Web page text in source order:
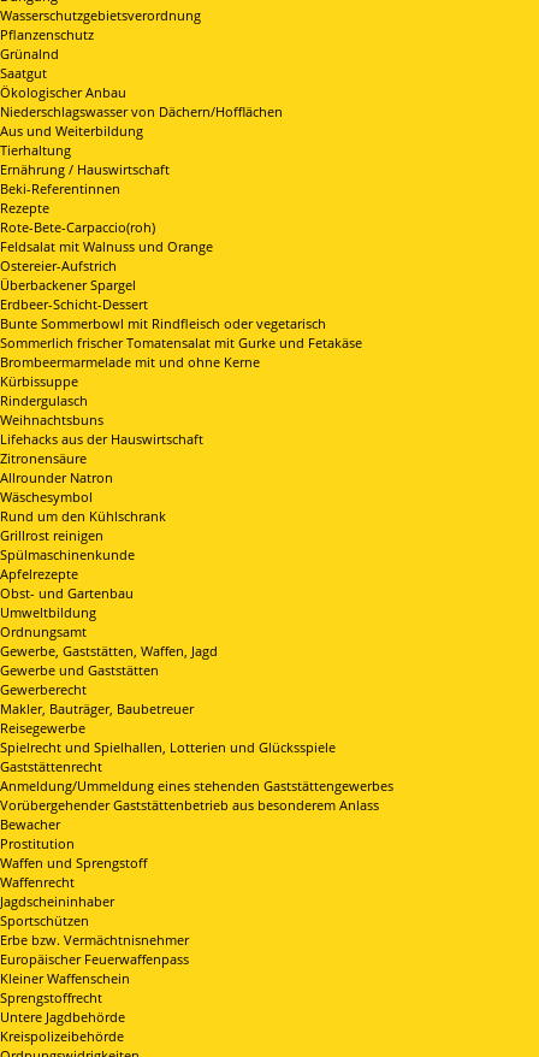
Wasserschutzgebietsverordnung
Pflanzenschutz
Grünalnd
Saatgut
Ökologischer Anbau
Niederschlagswasser von Dächern/Hofflächen
Aus und Weiterbildung
Tierhaltung
Ernährung / Hauswirtschaft
Beki-Referentinnen
Rezepte
Rote-Bete-Carpaccio(roh)
Feldsalat mit Walnuss und Orange
Ostereier-Aufstrich
Überbackener Spargel
Erdbeer-Schicht-Dessert
Bunte Sommerbowl mit Rindfleisch oder vegetarisch
Sommerlich frischer Tomatensalat mit Gurke und Fetakäse
Brombeermarmelade mit und ohne Kerne
Kürbissuppe
Rindergulasch
Weihnachtsbuns
Lifehacks aus der Hauswirtschaft
Zitronensäure
Allrounder Natron
Wäschesymbol
Rund um den Kühlschrank
Grillrost reinigen
Spülmaschinenkunde
Apfelrezepte
Obst- und Gartenbau
Umweltbildung
Ordnungsamt
Gewerbe, Gaststätten, Waffen, Jagd
Gewerbe und Gaststätten
Gewerberecht
Makler, Bauträger, Baubetreuer
Reisegewerbe
Spielrecht und Spielhallen, Lotterien und Glücksspiele
Gaststättenrecht
Anmeldung/Ummeldung eines stehenden Gaststättengewerbes
Vorübergehender Gaststättenbetrieb aus besonderem Anlass
Bewacher
Prostitution
Waffen und Sprengstoff
Waffenrecht
Jagdscheininhaber
Sportschützen
Erbe bzw. Vermächtnisnehmer
Europäischer Feuerwaffenpass
Kleiner Waffenschein
Sprengstoffrecht
Untere Jagdbehörde
Kreispolizeibehörde